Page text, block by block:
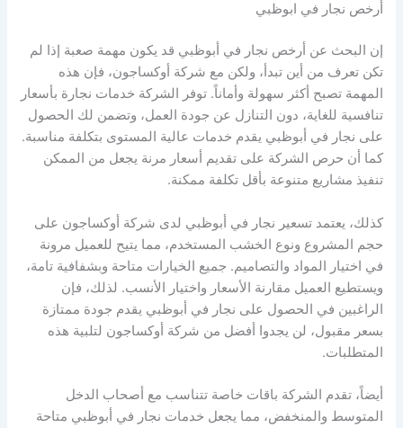
أرخص نجار في ابوظبي
إن البحث عن أرخص نجار في أبوظبي قد يكون مهمة صعبة إذا لم
تكن تعرف من أين تبدأ، ولكن مع شركة أوكساجون، فإن هذه
المهمة تصبح أكثر سهولة وأماناً. توفر الشركة خدمات نجارة بأسعار
تنافسية للغاية، دون التنازل عن جودة العمل، وتضمن لك الحصول
على نجار في أبوظبي يقدم خدمات عالية المستوى بتكلفة مناسبة.
كما أن حرص الشركة على تقديم أسعار مرنة يجعل من الممكن
تنفيذ مشاريع متنوعة بأقل تكلفة ممكنة.
كذلك، يعتمد تسعير نجار في أبوظبي لدى شركة أوكساجون على
حجم المشروع ونوع الخشب المستخدم، مما يتيح للعميل مرونة
في اختيار المواد والتصاميم. جميع الخيارات متاحة وبشفافية تامة،
ويستطيع العميل مقارنة الأسعار واختيار الأنسب. لذلك، فإن
الراغبين في الحصول على نجار في أبوظبي يقدم جودة ممتازة
بسعر مقبول، لن يجدوا أفضل من شركة أوكساجون لتلبية هذه
المتطلبات.
أيضاً، تقدم الشركة باقات خاصة تتناسب مع أصحاب الدخل
المتوسط والمنخفض، مما يجعل خدمات نجار في أبوظبي متاحة